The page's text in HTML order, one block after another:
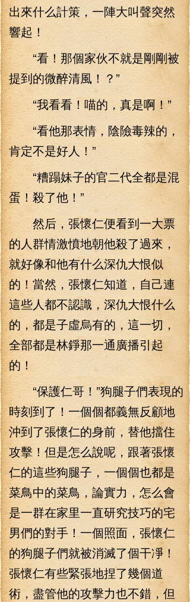
出來什么計策，一陣大叫聲突然
響起！
“看！那個家伙不就是剛剛被
提到的微醉清風！？”
“我看看！喵的，真是啊！”
“看他那表情，陰險毒辣的，
肯定不是好人！”
“糟蹋妹子的官二代全都是混
蛋！殺了他！”
然后，張懷仁便看到一大票
的人群情激憤地朝他殺了過來，
就好像和他有什么深仇大恨似
的！當然，張懷仁知道，自己連
這些人都不認識，深仇大恨什么
的，都是子虛烏有的，這一切，
全部都是林錚那一通廣播引起
的！
“保護仁哥！”狗腿子們表現的
時刻到了！一個個都義無反顧地
沖到了張懷仁的身前，替他擋住
攻擊！但是怎么說呢，跟著張懷
仁的這些狗腿子，一個個也都是
菜鳥中的菜鳥，論實力，怎么會
是一群在家里一直研究技巧的宅
男們的對手！一個照面，張懷仁
的狗腿子們就被消滅了個干凈！
張懷仁有些緊張地捏了幾個道
術，盡管他的攻擊力也不錯，但